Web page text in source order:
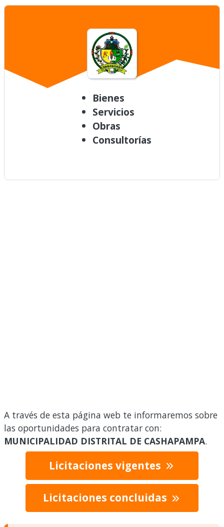
Bienes
Servicios
Obras
Consultorías
A través de esta página web te informaremos sobre
las oportunidades para contratar con:
MUNICIPALIDAD DISTRITAL DE CASHAPAMPA.
Licitaciones vigentes
Licitaciones concluidas